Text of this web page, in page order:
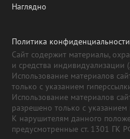
Наглядно
Политика конфиденциальности
Сайт содержит материалы,
и средства индивидуализации
Использование материалов
только с указанием
Использование материалов
разрешено только с указанием
К нарушителям данного
предусмотренные ст. 1301 ГК